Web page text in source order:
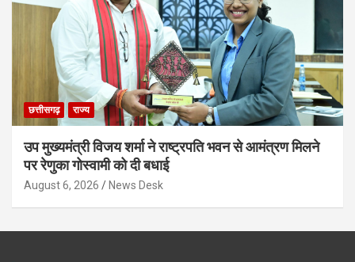
छत्तीसगढ़ राज्य
उप मुख्यमंत्री विजय शर्मा ने राष्ट्रपति भवन से आमंत्रण मिलने
पर रेणुका गोस्वामी को दी बधाई
August 6, 2026 News Desk